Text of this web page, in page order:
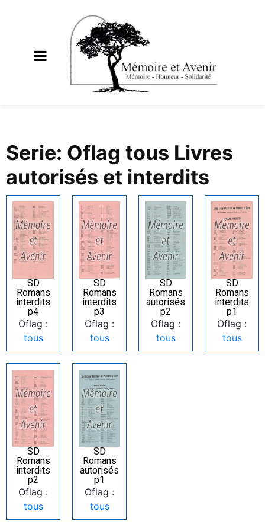
Serie: Oflag tous Livres
autorisés et interdits
SD
Romans
interdits
p4
Oflag :
tous
SD
Romans
interdits
p3
Oflag :
tous
SD
Romans
autorisés
p2
Oflag :
tous
SD
Romans
interdits
p1
Oflag :
tous
SD
Romans
interdits
p2
Oflag :
tous
SD
Romans
autorisés
p1
Oflag :
tous